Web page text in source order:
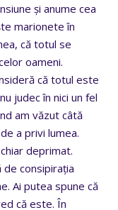
și anume cea
marionete în
că totul se
oameni.
că totul este
judec în nici un fel
am văzut câtă
a privi lumea.
deprimat.
consipirația
Ai putea spune că
că este. În